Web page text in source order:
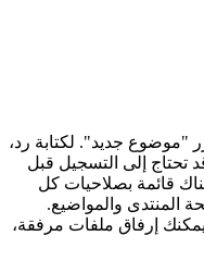
جديد". لكتابة رد،
إلى التسجيل قبل
قائمة بصلاحيات كل
المنتدى والمواضيع.
إرفاق ملفات مرفقة،